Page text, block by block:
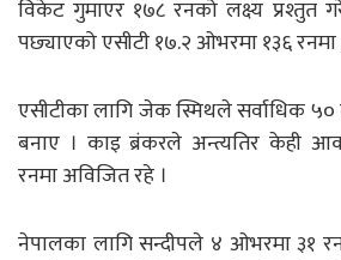
विकेट गुमाएर १७८ रनको लक्ष्य प्रश्तुत
पछ्याएको एसीटी १७.२ ओभरमा १३६
एसीटीका लागि जेक स्मिथले सर्वाधिक
बनाए । काइ ब्रंकरले अन्त्यतिर केही
रनमा अविजित रहे ।
नेपालका लागि सन्दीपले ४ ओभरमा ३१